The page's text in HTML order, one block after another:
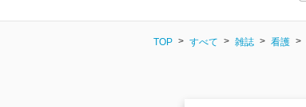
TOP すべて 雑誌 看護